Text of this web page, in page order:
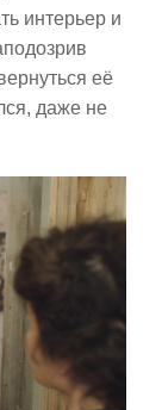
интерьер и
её
даже не